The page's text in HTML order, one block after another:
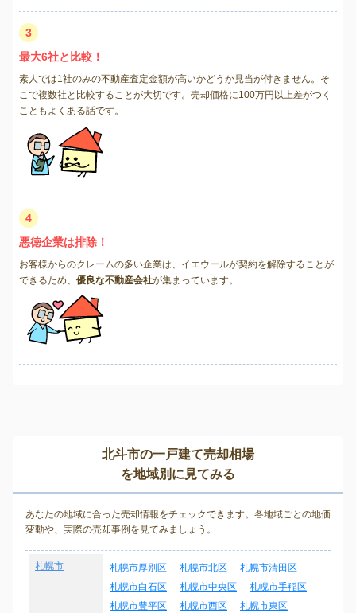
3
最大6社と比較！
素人では1社のみの不動産査定金額が高いかどうか見当が付きません。そ
こで複数社と比較することが大切です。売却価格に100万円以上差がつく
こともよくある話です。
4
悪徳企業は排除！
お客様からのクレームの多い企業は、イエウールが契約を解除することが
できるため、 優良な不動産会社が集まっています。
北斗市の一戸建て売却相場
を地域別に見てみる
あなたの地域に合った売却情報をチェックできます。各地域ごとの地価
変動や、実際の売却事例を見てみましょう。
札幌市 札幌市厚別区 札幌市北区
札幌市清田区
札幌市白石区
札幌市中央区
札幌市手稲区
札幌市豊平区
札幌市西区
札幌市東区